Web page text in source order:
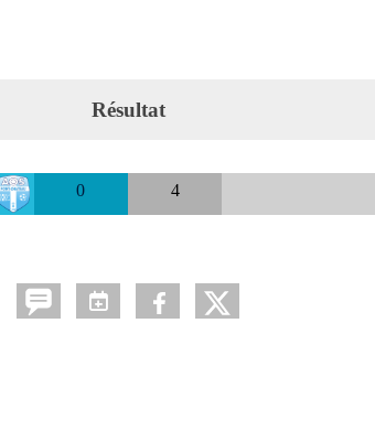
Résultat
0 4